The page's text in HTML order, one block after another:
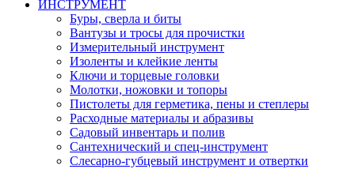
ИНСТРУМЕНТ
Буры, сверла и биты
Вантузы и тросы для прочистки
Измерительный инструмент
Изоленты и клейкие ленты
Ключи и торцевые головки
Молотки, ножовки и топоры
Пистолеты для герметика, пены и степлеры
Расходные материалы и абразивы
Садовый инвентарь и полив
Сантехнический и спец-инструмент
Слесарно-губцевый инструмент и отвертки